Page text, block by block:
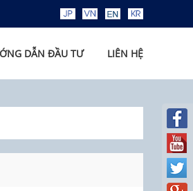
LIÊN HỆ
DẪN ĐẦU TƯ